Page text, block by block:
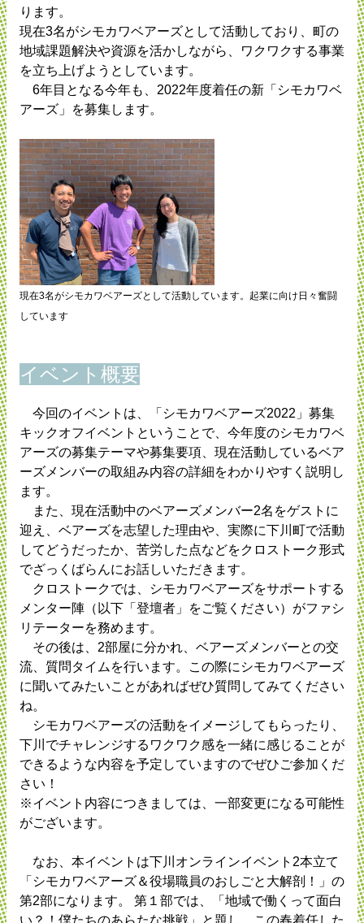
ります。
現在3名がシモカワベアーズとして活動しており、町の
地域課題解決や資源を活かしながら、ワクワクする事業
を立ち上げようとしています。
6年目となる今年も、2022年度着任の新「シモカワベ
アーズ」を募集します。
現在3名がシモカワベアーズとして活動しています。起業に向け日々奮闘
しています
イベント概要
今回のイベントは、「シモカワベアーズ2022」募集
キックオフイベントということで、今年度のシモカワベ
アーズの募集テーマや募集要項、現在活動しているベア
ーズメンバーの取組み内容の詳細をわかりやすく説明し
ます。
また、現在活動中のベアーズメンバー2名をゲストに
迎え、ベアーズを志望した理由や、実際に下川町で活動
してどうだったか、苦労した点などをクロストーク形式
でざっくばらんにお話しいただきます。
クロストークでは、シモカワベアーズをサポートする
メンター陣（以下「登壇者」をご覧ください）がファシ
リテーターを務めます。
その後は、2部屋に分かれ、ベアーズメンバーとの交
流、質問タイムを行います。この際にシモカワベアーズ
に聞いてみたいことがあればぜひ質問してみてください
ね。
シモカワベアーズの活動をイメージしてもらったり、
下川でチャレンジするワクワク感を一緒に感じることが
できるような内容を予定していますのでぜひご参加くだ
さい！
※イベント内容につきましては、一部変更になる可能性
がございます。
なお、本イベントは下川オンラインイベント2本立て
「シモカワベアーズ＆役場職員のおしごと大解剖！」の
第2部になります。 第１部では、「地域で働くって面白
い？！僕たちのあらたな挑戦」と題し、この春着任した